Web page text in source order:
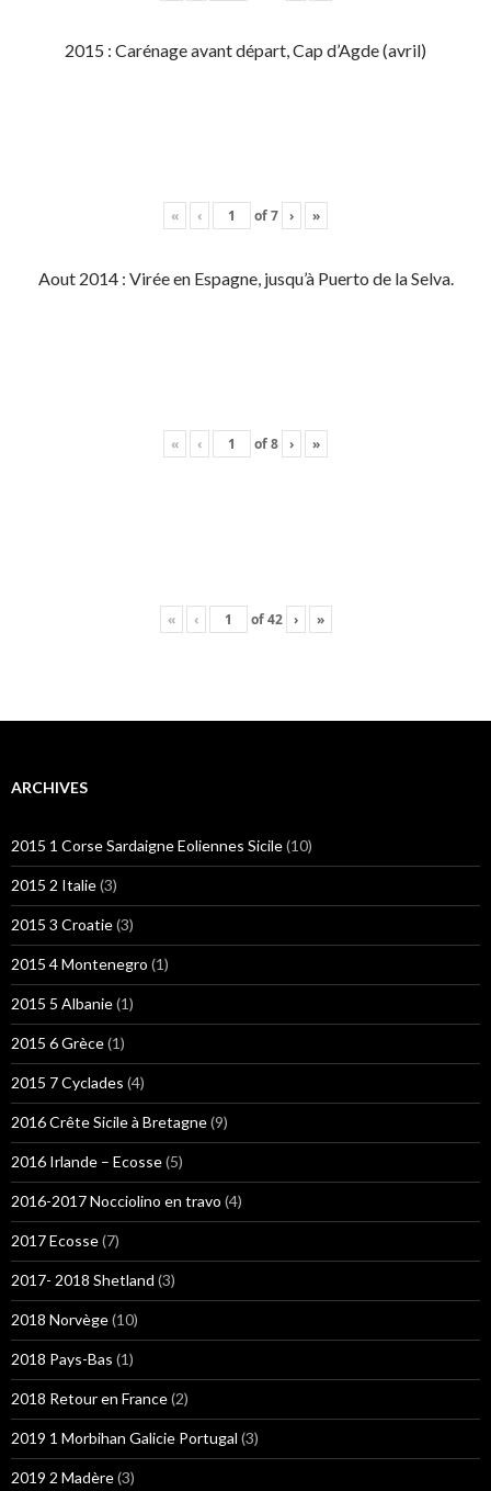
2015 : Carénage avant départ, Cap d’Agde (avril)
« ‹ of7 › »
Aout 2014 : Virée en Espagne, jusqu’à Puerto de la Selva.
« ‹ of8 › »
« ‹ of42 › »
ARCHIVES
2015 1 Corse Sardaigne Eoliennes Sicile(10)
2015 2 Italie(3)
2015 3 Croatie(3)
2015 4 Montenegro (1)
2015 5 Albanie(1)
2015 6 Grèce(1)
2015 7 Cyclades (4)
2016 Crête Sicile à Bretagne(9)
2016 Irlande – Ecosse(5)
2016-2017 Nocciolino en travo (4)
2017 Ecosse(7)
2017- 2018 Shetland (3)
2018 Norvège(10)
2018 Pays-Bas (1)
2018 Retour en France(2)
2019 1 Morbihan Galicie Portugal (3)
2019 2 Madère(3)